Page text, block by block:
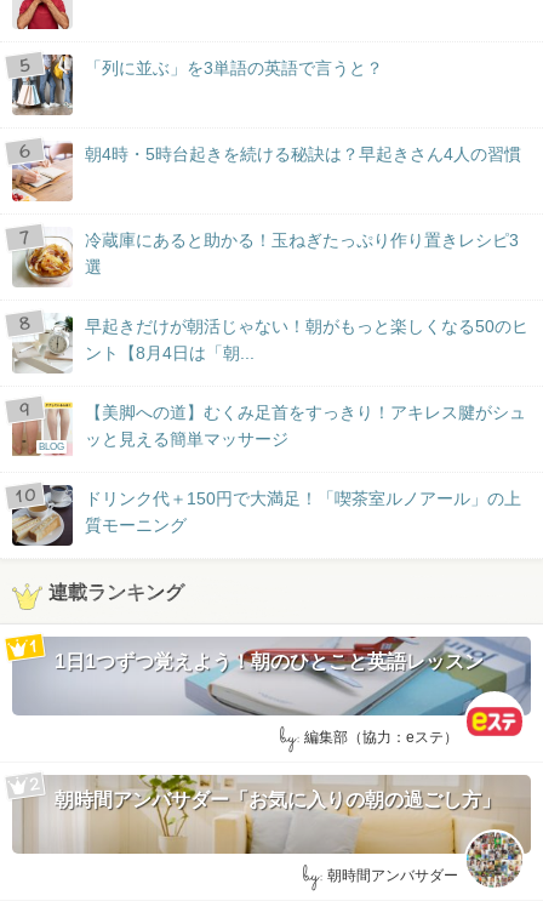
「列に並ぶ」を3単語の英語で言うと？
朝4時・5時台起きを続ける秘訣は？早起きさん4人の習慣
冷蔵庫にあると助かる！玉ねぎたっぷり作り置きレシピ3
選
早起きだけが朝活じゃない！朝がもっと楽しくなる50のヒ
ント【8月4日は「朝...
BLOG
【美脚への道】むくみ足首をすっきり！アキレス腱がシュ
ッと見える簡単マッサージ
ドリンク代＋150円で大満足！「喫茶室ルノアール」の上
質モーニング
連載ランキング
1日1つずつ覚えよう！朝のひとこと英語レッスン
by: 編集部（協力：eステ）
朝時間アンバサダー「お気に入りの朝の過ごし方」
by: 朝時間アンバサダー